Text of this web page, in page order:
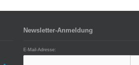
Newsletter-Anmeldung
E-Mail-Adresse: